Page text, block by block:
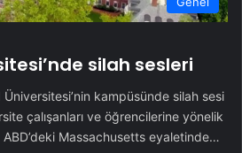
silah sesleri
Üniversitesi’nin kampüsünde silah sesi
çalışanları ve öğrencilerine yönelik
ABD’deki Massachusetts eyaletinde…